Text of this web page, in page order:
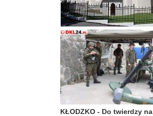
KŁODZKO - Do twierdzy na